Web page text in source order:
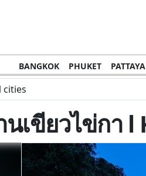
BANGKOK PHUKET PATTAYA
CHANTHABURI
NAKHON RATCHASIMA
TRANG
NAKHON PHANOM
NAN
PRACHUAP KHIRI KHAN
cities
นเขียวไข่กา